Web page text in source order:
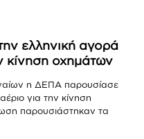
ελληνική αγορά
κίνηση οχημάτων
η ΔΕΠΑ παρουσίασε
για την κίνηση
παρουσιάστηκαν τα